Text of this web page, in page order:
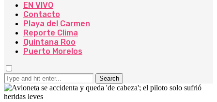
EN VIVO
Contacto
Playa del Carmen
Reporte Clima
Quintana Roo
Puerto Morelos
Search